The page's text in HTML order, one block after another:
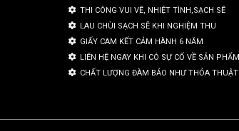
THI CÔNG VUI VẼ, NHIỆT TÌNH,SẠCH SẼ
LAU CHÙI SẠCH SẼ KHI NGHIỆM THU
GIẤY CAM KẾT CẢM HÀNH 6 NĂM
LIÊN HỆ NGAY KHI CÓ SỰ CỐ VỀ SẢN PHẨM
CHẤT LƯỢNG ĐÀM BẢO NHƯ THỎA THUẬT